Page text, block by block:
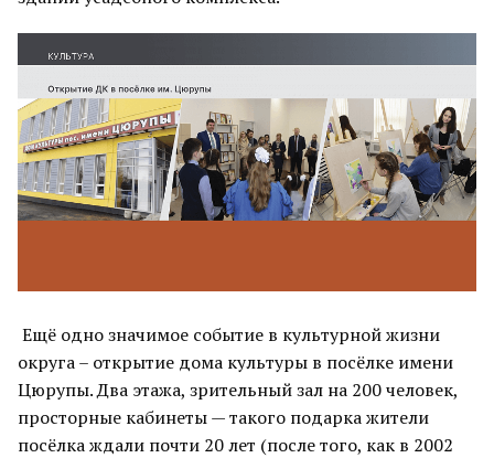
Ещё одно значимое событие в культурной жизни
округа – открытие дома культуры в посёлке имени
Цюрупы. Два этажа, зрительный зал на 200 человек,
просторные кабинеты — такого подарка жители
посёлка ждали почти 20 лет (после того, как в 2002